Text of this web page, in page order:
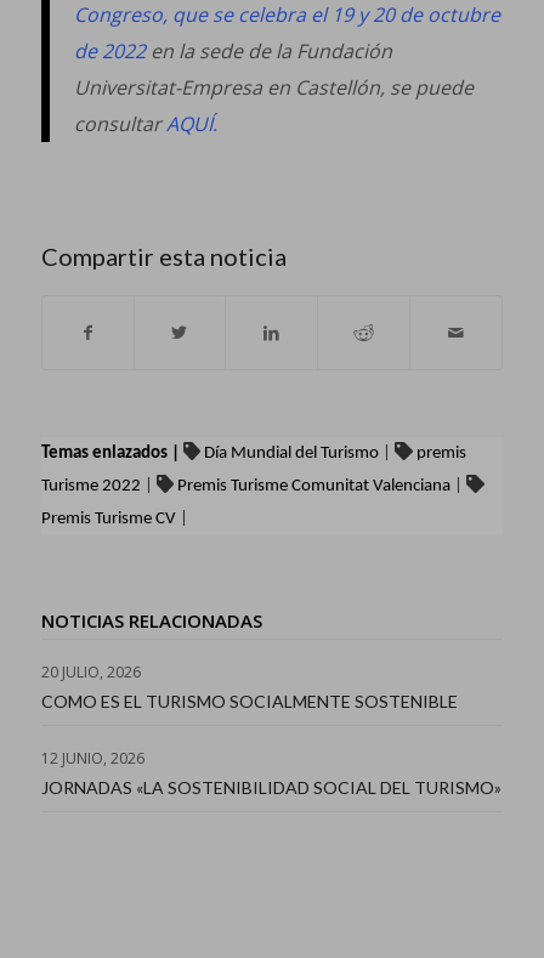
Congreso, que se celebra el 19 y 20 de octubre
de 2022en la sede de la Fundación
Universitat-Empresa en Castellón, se puede
consultarAQUÍ.
Compartir esta noticia
Temas enlazados | Día Mundial del Turismo
premis
Turisme 2022
Premis Turisme Comunitat Valenciana
Premis Turisme CV
NOTICIAS RELACIONADAS
20 JULIO, 2026
COMO ES EL TURISMO SOCIALMENTE SOSTENIBLE
12 JUNIO, 2026
JORNADAS «LA SOSTENIBILIDAD SOCIAL DEL TURISMO»